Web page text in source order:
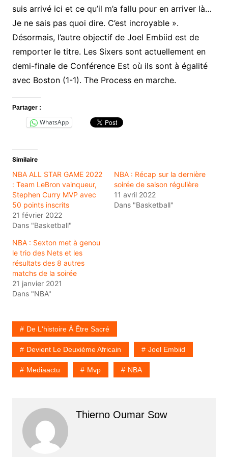
suis arrivé ici et ce qu’il m’a fallu pour en arriver là…
Je ne sais pas quoi dire. C’est incroyable ».
Désormais, l’autre objectif de Joel Embiid est de
remporter le titre. Les Sixers sont actuellement en
demi-finale de Conférence Est où ils sont à égalité
avec Boston (1-1). The Process en marche.
Partager :
WhatsApp
Similaire
NBA ALL STAR GAME 2022
: Team LeBron vainqueur,
Stephen Curry MVP avec
50 points inscrits
21 février 2022
Dans "Basketball"
NBA : Récap sur la dernière
soirée de saison régulière
11 avril 2022
Dans "Basketball"
NBA : Sexton met à genou
le trio des Nets et les
résultats des 8 autres
matchs de la soirée
21 janvier 2021
Dans "NBA"
De L'histoire À Être Sacré
Devient Le Deuxième Africain Joel Embiid
Mediaactu Mvp NBA
Thierno Oumar Sow